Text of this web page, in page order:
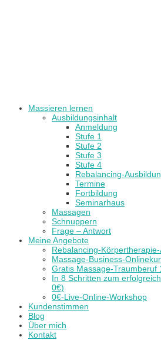
Massieren lernen
Ausbildungsinhalt
Anmeldung
Stufe 1
Stufe 2
Stufe 3
Stufe 4
Rebalancing-
Termine
Fortbildung
Seminarhaus
Massagen
Schnuppern
Frage – Antwort
Meine Angebote
Rebalancing-
Massage-Business-
Gratis Massage-Traumberuf
In 8 Schritten zum
0€)
0€-Live-Online-Workshop
Kundenstimmen
Blog
Über mich
Kontakt